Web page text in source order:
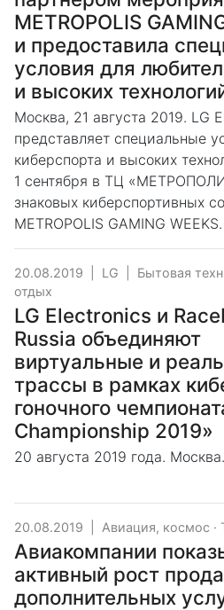
METROPOLIS
и предоставила
условия для
и высоких
Москва, 21 августа 2019. LG
представляет специальные
киберспорта и высоких
1 сентября в ТЦ
знаковых киберспортивных
METROPOLIS GAMING WEEKS.
20.08.2019 LG Бытовая
отдых
LG Electronics и
Russia объединяют
виртуальные и
трассы в рамках
гоночного
Championship 2019»
20 августа 2019 года. Москва.
20.08.2019 Авиация, космос ·
Авиакомпании
активный рост
дополнительных